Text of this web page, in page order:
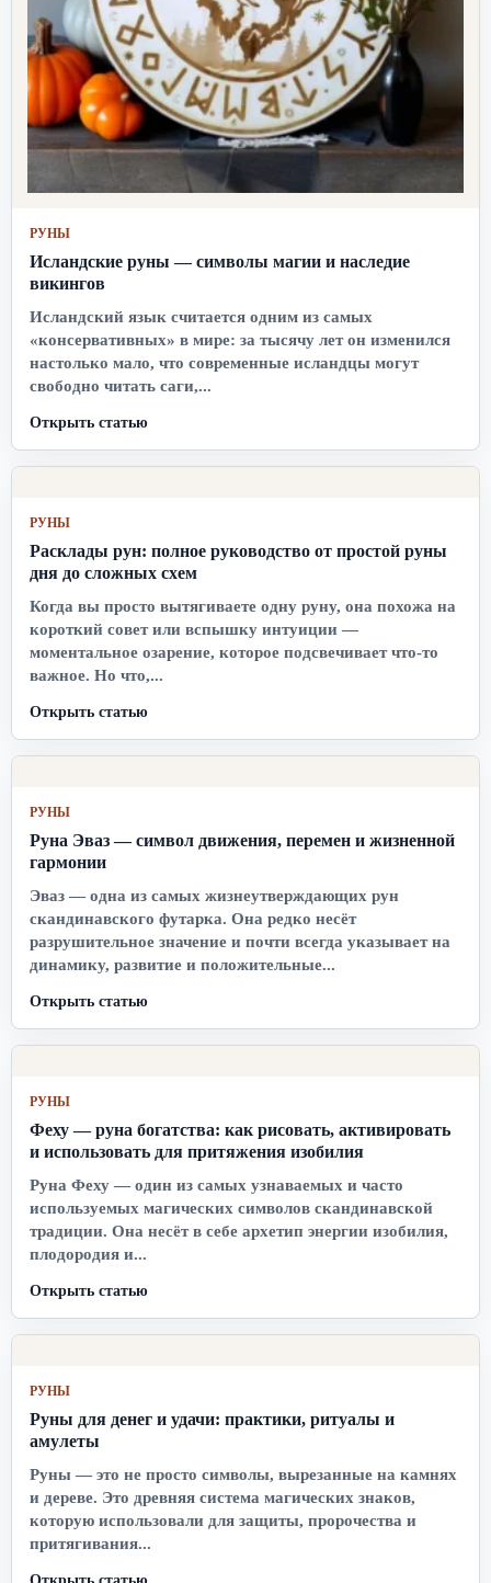
РУНЫ
Исландские руны — символы магии и наследие
викингов
Исландский язык считается одним из самых
«консервативных» в мире: за тысячу лет он изменился
настолько мало, что современные исландцы могут
свободно читать саги,...
Открыть статью
РУНЫ
Расклады рун: полное руководство от простой руны
дня до сложных схем
Когда вы просто вытягиваете одну руну, она похожа на
короткий совет или вспышку интуиции —
моментальное озарение, которое подсвечивает что-то
важное. Но что,...
Открыть статью
РУНЫ
Руна Эваз — символ движения, перемен и жизненной
гармонии
Эваз — одна из самых жизнеутверждающих рун
скандинавского футарка. Она редко несёт
разрушительное значение и почти всегда указывает на
динамику, развитие и положительные...
Открыть статью
РУНЫ
Феху — руна богатства: как рисовать, активировать
и использовать для притяжения изобилия
Руна Феху — один из самых узнаваемых и часто
используемых магических символов скандинавской
традиции. Она несёт в себе архетип энергии изобилия,
плодородия и...
Открыть статью
РУНЫ
Руны для денег и удачи: практики, ритуалы и
амулеты
Руны — это не просто символы, вырезанные на камнях
и дереве. Это древняя система магических знаков,
которую использовали для защиты, пророчества и
притягивания...